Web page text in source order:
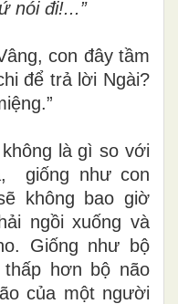
nói đi!...”
con đây tầm
để trả lời Ngài?
là gì so với
giống như con
không bao giờ
ngồi xuống và
Giống như bộ
hơn bộ não
của một người